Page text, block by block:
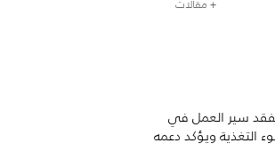
+ مقالات
سير العمل في
التغذية ويؤكد دعمه